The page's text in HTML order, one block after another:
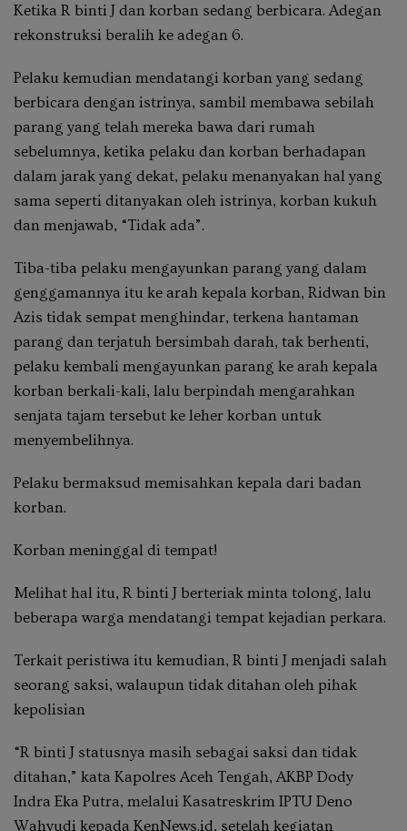
Ketika R binti J dan korban sedang berbicara. Adegan
rekonstruksi beralih ke adegan 6.
Pelaku kemudian mendatangi korban yang sedang
berbicara dengan istrinya, sambil membawa sebilah
parang yang telah mereka bawa dari rumah
sebelumnya, ketika pelaku dan korban berhadapan
dalam jarak yang dekat, pelaku menanyakan hal yang
sama seperti ditanyakan oleh istrinya, korban kukuh
dan menjawab, “Tidak ada”.
Tiba-tiba pelaku mengayunkan parang yang dalam
genggamannya itu ke arah kepala korban, Ridwan bin
Azis tidak sempat menghindar, terkena hantaman
parang dan terjatuh bersimbah darah, tak berhenti,
pelaku kembali mengayunkan parang ke arah kepala
korban berkali-kali, lalu berpindah mengarahkan
senjata tajam tersebut ke leher korban untuk
menyembelihnya.
Pelaku bermaksud memisahkan kepala dari badan
korban.
Korban meninggal di tempat!
Melihat hal itu, R binti J berteriak minta tolong, lalu
beberapa warga mendatangi tempat kejadian perkara.
Terkait peristiwa itu kemudian, R binti J menjadi salah
seorang saksi, walaupun tidak ditahan oleh pihak
kepolisian
“R binti J statusnya masih sebagai saksi dan tidak
ditahan,” kata Kapolres Aceh Tengah, AKBP Dody
Indra Eka Putra, melalui Kasatreskrim IPTU Deno
Wahyudi kepada KenNews.id, setelah kegiatan